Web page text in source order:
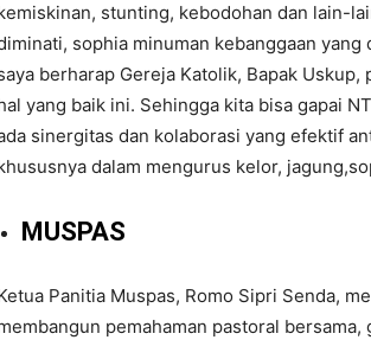
stunting, kebodohan dan lain-
sophia minuman kebanggaan
berharap Gereja Katolik, Bapak
yang baik ini. Sehingga kita bisa gapai
sinergitas dan kolaborasi yang efektif
dalam mengurus kelor,
MUSPAS
Panitia Muspas, Romo Sipri Senda,
pemahaman pastoral